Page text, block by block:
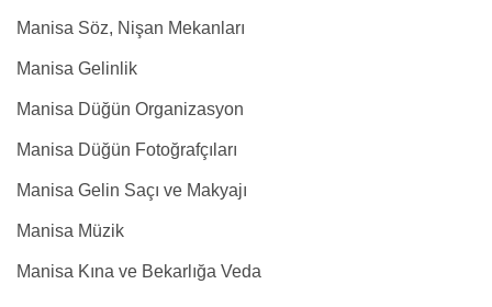
Manisa Söz, Nişan Mekanları
Manisa Gelinlik
Manisa Düğün Organizasyon
Manisa Düğün Fotoğrafçıları
Manisa Gelin Saçı ve Makyajı
Manisa Müzik
Manisa Kına ve Bekarlığa Veda